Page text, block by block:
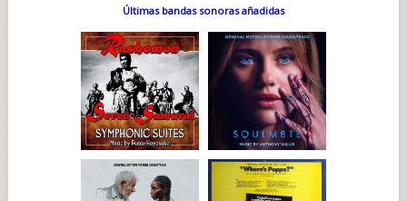
Últimas bandas sonoras añadidas